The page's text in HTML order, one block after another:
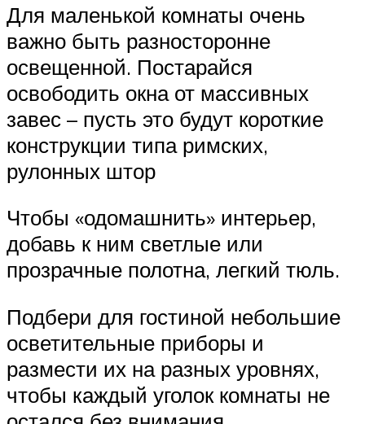
Для маленькой комнаты очень
важно быть разносторонне
освещенной. Постарайся
освободить окна от массивных
завес – пусть это будут короткие
конструкции типа римских,
рулонных штор
Чтобы «одомашнить» интерьер,
добавь к ним светлые или
прозрачные полотна, легкий тюль.
Подбери для гостиной небольшие
осветительные приборы и
размести их на разных уровнях,
чтобы каждый уголок комнаты не